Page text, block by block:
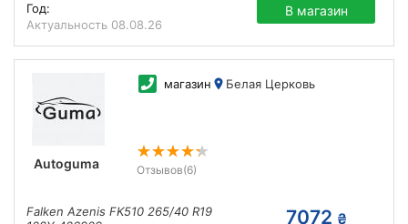
Год:
Актуальность 08.08.26
В магазин
Autoguma
магазин Белая Церковь
Отзывов(6)
Falken Azenis FK510 265/40 R19
7072 ₴